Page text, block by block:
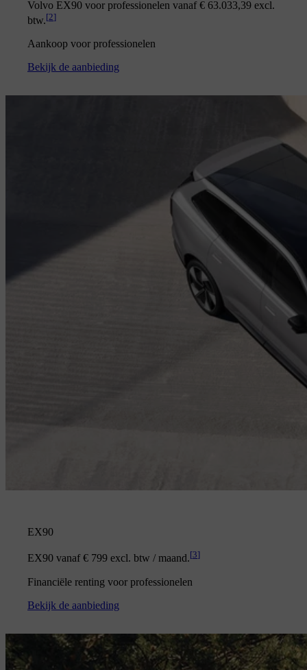
Volvo EX90 voor professionelen vanaf € 63.033,39 excl.
btw.[2]
Aankoop voor professionelen
Bekijk de aanbieding
EX90
EX90 vanaf € 799 excl. btw / maand.[3]
Financiële renting voor professionelen
Bekijk de aanbieding